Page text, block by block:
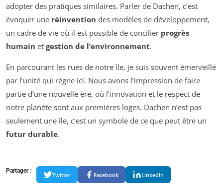
adopter des pratiques similaires. Parler de Dachen, c’est
évoquer une réinvention des modèles de développement,
un cadre de vie où il est possible de concilier progrès
humain et gestion de l’environnement.
En parcourant les rues de notre île, je suis souvent émerveillé
par l’unité qui règne ici. Nous avons l’impression de faire
partie d’une nouvelle ère, où l’innovation et le respect de
notre planète sont aux premières loges. Dachen n’est pas
seulement une île, c’est un symbole de ce que peut être un
futur durable.
Partager :
Twitter Facebook LinkedIn